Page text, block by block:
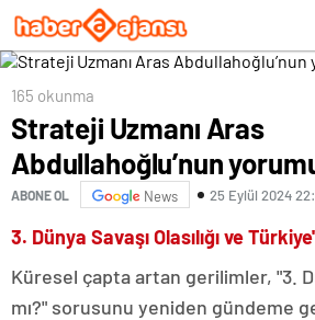
165 okunma
Strateji Uzmanı Aras
Abdullahoğlu’nun
ABONE OL News 25 Eylül 2024
3. Dünya Savaşı Olasılığı ve
Küresel çapta artan gerilimler, "3.
mı?" sorusunu yeniden gündeme